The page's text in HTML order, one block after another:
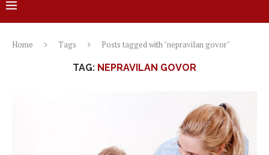
Home Tags Posts tagged with "nepravilan govor"
TAG: NEPRAVILAN GOVOR